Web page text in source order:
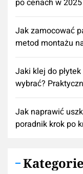
po cenach w
Jak zamocować
metod montażu
Jaki klej do
wybrać?
Jak naprawić
poradnik krok po
Kategorie